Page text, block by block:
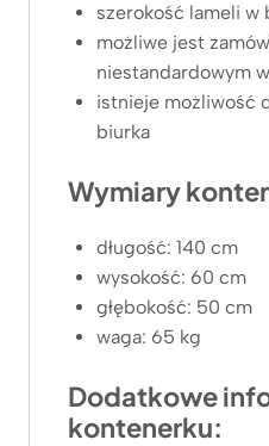
szerokość lameli
możliwe jest
niestandardowym
istnieje możliwość
biurka
Wymiary
długość: 140 cm
wysokość: 60 cm
głębokość: 50 cm
waga: 65 kg
Dodatkowe
kontenerku: